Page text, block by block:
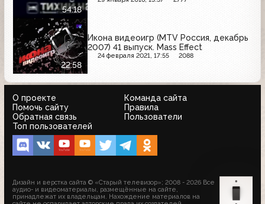
54:18
22:58
Икона видеоигр (MTV Россия, декабрь
2007) 41 выпуск. Mass Effect
24 февраля 2021, 17:55 2088
О проекте
Команда сайта
Помочь сайту
Правила
Обратная связь
Пользователи
Топ пользователей
Дизайн и верстка сайта © «Старый телевизор»; 2008 - 2026 Все
аудио- и видеоматериалы, размещённые на сайте,
принадлежат их владельцам. Нахождение материалов на